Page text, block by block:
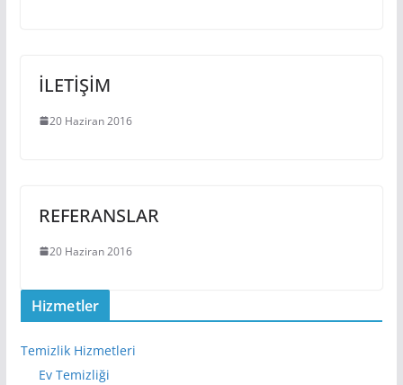
İLETİŞİM
20 Haziran 2016
REFERANSLAR
20 Haziran 2016
Hizmetler
Temizlik Hizmetleri
Ev Temizliği